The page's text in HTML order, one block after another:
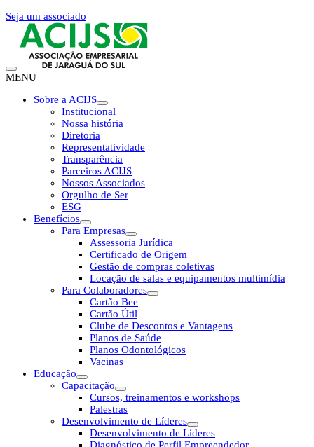
Seja um associado
MENU
Sobre a ACIJS
Institucional
Nossa história
Diretoria
Representatividade
Transparência
Parceiros ACIJS
Nossos Associados
Orgulho de Ser
ESG
Benefícios
Para Empresas
Assessoria Jurídica
Certificado de Origem
Gestão de compras coletivas
Locação de salas e equipamentos multimídia
Para Colaboradores
Cartão Bee
Cartão Útil
Clube de Descontos e Vantagens
Planos de Saúde
Planos Odontológicos
Vacinas
Educação
Capacitação
Cursos, treinamentos e workshops
Palestras
Desenvolvimento de Líderes
Desenvolvimento de Líderes